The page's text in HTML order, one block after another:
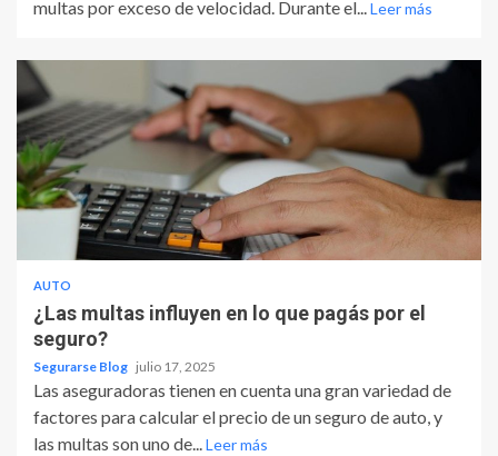
multas por exceso de velocidad. Durante el...Leer más
AUTO
¿Las multas influyen en lo que pagás por el
seguro?
Segurarse Blog julio 17, 2025
Las aseguradoras tienen en cuenta una gran variedad de
factores para calcular el precio de un seguro de auto, y
las multas son uno de...Leer más